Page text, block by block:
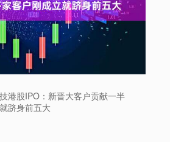
港股IPO：新晋大客户贡献一半
跻身前五大